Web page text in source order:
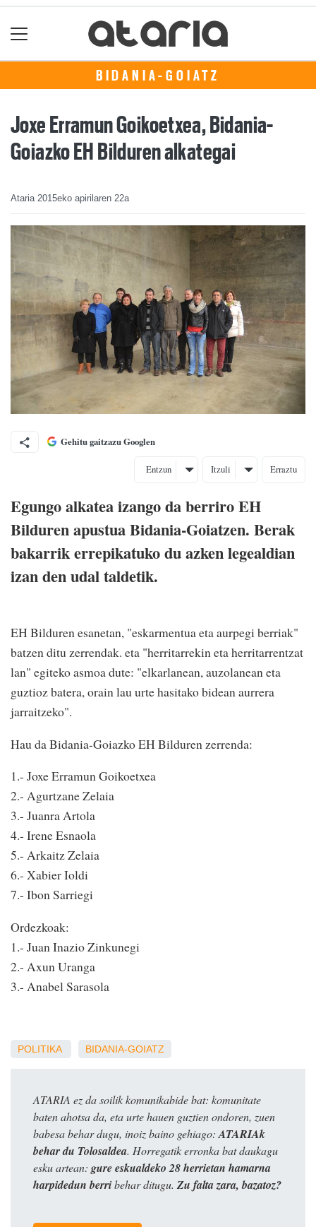
BIDANIA-GOIATZ
Joxe Erramun Goikoetxea, Bidania-
Goiazko EH Bilduren alkategai
Ataria 2015eko apirilaren 22a
Gehitu gaitzazu Googlen
Entzun Itzuli Erraztu
Egungo alkatea izango da berriro EH
Bilduren apustua Bidania-Goiatzen. Berak
bakarrik errepikatuko du azken legealdian
izan den udal taldetik.
EH Bilduren esanetan, "eskarmentua eta aurpegi berriak"
batzen ditu zerrendak. eta "herritarrekin eta herritarrentzat
lan" egiteko asmoa dute: "elkarlanean, auzolanean eta
guztioz batera, orain lau urte hasitako bidean aurrera
jarraitzeko".
Hau da Bidania-Goiazko EH Bilduren zerrenda:
1.- Joxe Erramun Goikoetxea
2.- Agurtzane Zelaia
3.- Juanra Artola
4.- Irene Esnaola
5.- Arkaitz Zelaia
6.- Xabier Ioldi
7.- Ibon Sarriegi
Ordezkoak:
1.- Juan Inazio Zinkunegi
2.- Axun Uranga
3.- Anabel Sarasola
POLITIKA BIDANIA-GOIATZ
ATARIA ez da soilik komunikabide bat: komunitate
baten ahotsa da, eta urte hauen guztien ondoren, zuen
babesa behar dugu, inoiz baino gehiago:ATARIAk
behar du Tolosaldea. Horregatik erronka bat daukagu
esku artean: gure eskualdeko 28 herrietan hamarna
harpidedun berribehar ditugu. Zu falta zara, bazatoz?